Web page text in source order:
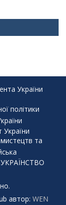
України
України
автор: WEN